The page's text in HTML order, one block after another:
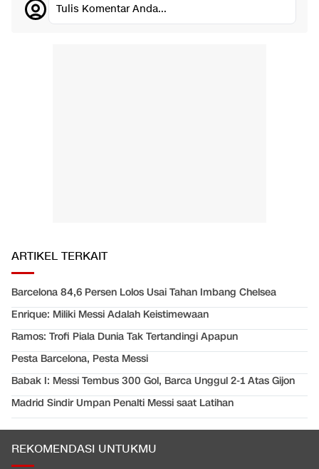
Tulis Komentar Anda...
ARTIKEL TERKAIT
Barcelona 84,6 Persen Lolos Usai Tahan Imbang Chelsea
Enrique: Miliki Messi Adalah Keistimewaan
Ramos: Trofi Piala Dunia Tak Tertandingi Apapun
Pesta Barcelona, Pesta Messi
Babak I: Messi Tembus 300 Gol, Barca Unggul 2-1 Atas Gijon
Madrid Sindir Umpan Penalti Messi saat Latihan
REKOMENDASI UNTUKMU